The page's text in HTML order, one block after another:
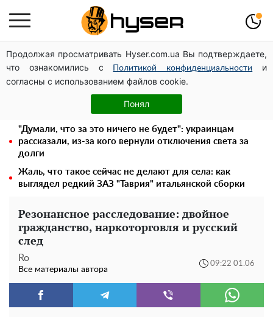
Продолжая просматривать Hyser.com.ua Вы подтверждаете,
что ознакомились с
Политикой конфиденциальности
и
согласны с использованием файлов cookie.
Понял
Месяц без света, лютый холод и коммунальные
платежи на тысячи гривен: народ "ломают" в
отключения
"Холостячка" Ксения Мишина перестаралась и
блеснула зоной бикини: слишком широко раздвинула
"Думали, что за это ничего не будет": украинцам
рассказали, из-за кого вернули отключения света за
долги
Жаль, что такое сейчас не делают для села: как
выглядел редкий ЗАЗ "Таврия" итальянской сборки
Резонансное расследование: двойное
гражданство, наркоторговля и русский
след
Ro
Все материалы автора
09:22 01.06